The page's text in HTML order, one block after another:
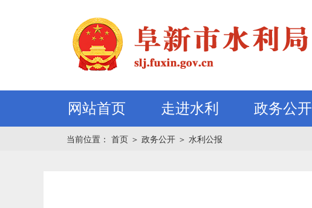
网站首页 走进水利 政务公开
当前位置： 首页 ＞ 政务公开 ＞ 水利公报